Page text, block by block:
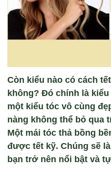
Còn kiểu nào có cách
không? Đó chính là
một kiểu tóc vô cùng
nàng không thể bỏ qua
Một mái tóc thả bồng
được tết kỹ. Chúng sẽ
bạn trở nên nổi bật và